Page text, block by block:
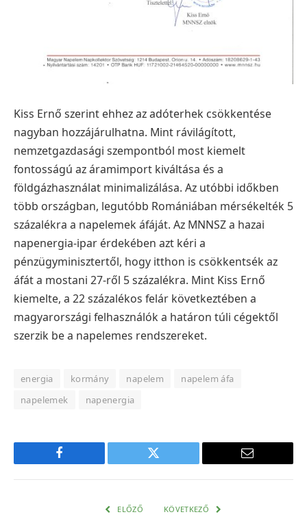
Kiss Ernő szerint ehhez az adóterhek csökkentése
nagyban hozzájárulhatna. Mint rávilágított,
nemzetgazdasági szempontból most kiemelt
fontosságú az áramimport kiváltása és a
földgázhasználat minimalizálása. Az utóbbi időkben
több országban, legutóbb Romániában mérsékelték 5
százalékra a napelemek áfáját. Az MNNSZ a hazai
napenergia-ipar érdekében azt kéri a
pénzügyminisztertől, hogy itthon is csökkentsék az
áfát a mostani 27-ről 5 százalékra. Mint Kiss Ernő
kiemelte, a 22 százalékos felár következtében a
magyarországi felhasználók a határon túli cégektől
szerzik be a napelemes rendszereket.
energia kormány napelem
napelem áfa
napelemek
napenergia
Facebook Twitter
E-
ELŐZŐ KÖVETKEZŐ